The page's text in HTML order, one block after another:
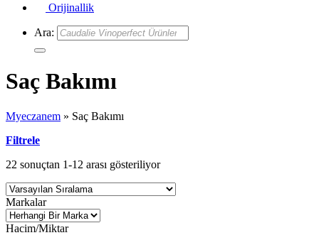
Orijinallik
Ara:
Saç Bakımı
Myeczanem » Saç Bakımı
Filtrele
22 sonuçtan 1-12 arası gösteriliyor
Markalar
Hacim/Miktar